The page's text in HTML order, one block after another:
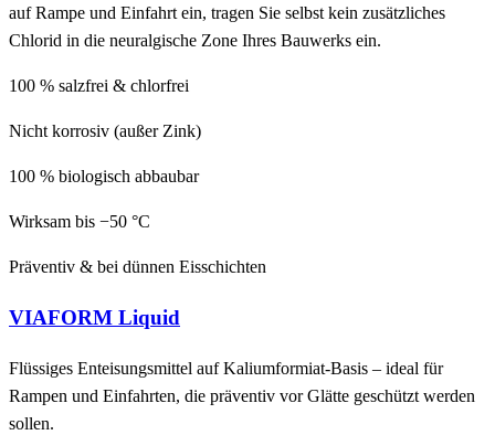
auf Rampe und Einfahrt ein, tragen Sie selbst kein zusätzliches
Chlorid in die neuralgische Zone Ihres Bauwerks ein.
100 % salzfrei & chlorfrei
Nicht korrosiv (außer Zink)
100 % biologisch abbaubar
Wirksam bis −50 °C
Präventiv & bei dünnen Eisschichten
VIAFORM Liquid
Flüssiges Enteisungsmittel auf Kaliumformiat-Basis – ideal für
Rampen und Einfahrten, die präventiv vor Glätte geschützt werden
sollen.